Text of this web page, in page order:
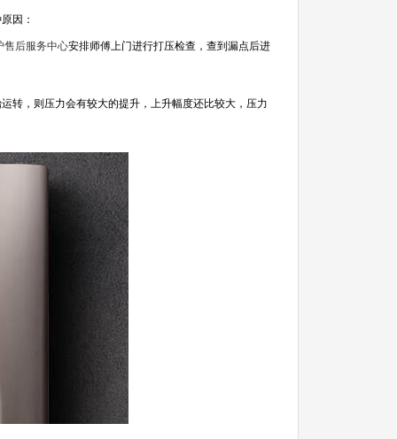
因：
售后服务中心安排师傅上门进行打压检查，查到漏点后进
，则压力会有较大的提升，上升幅度还比较大，压力